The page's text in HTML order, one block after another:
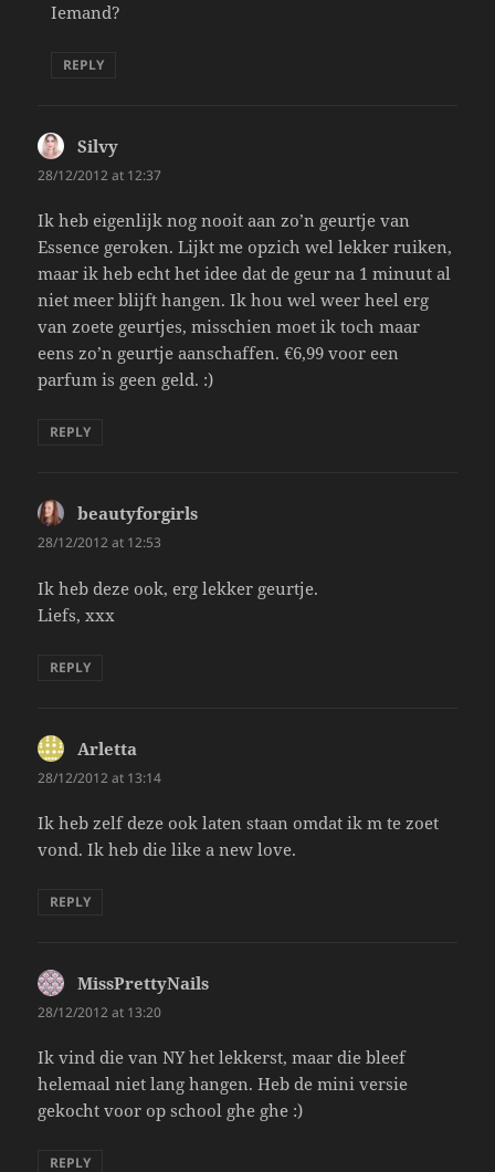
Iemand?
REPLY
Silvy
28/12/2012 at 12:37
Ik heb eigenlijk nog nooit aan zo’n geurtje van
Essence geroken. Lijkt me opzich wel lekker ruiken,
maar ik heb echt het idee dat de geur na 1 minuut al
niet meer blijft hangen. Ik hou wel weer heel erg
van zoete geurtjes, misschien moet ik toch maar
eens zo’n geurtje aanschaffen. €6,99 voor een
parfum is geen geld. :)
REPLY
beautyforgirls
28/12/2012 at 12:53
Ik heb deze ook, erg lekker geurtje.
Liefs, xxx
REPLY
Arletta
28/12/2012 at 13:14
Ik heb zelf deze ook laten staan omdat ik m te zoet
vond. Ik heb die like a new love.
REPLY
MissPrettyNails
28/12/2012 at 13:20
Ik vind die van NY het lekkerst, maar die bleef
helemaal niet lang hangen. Heb de mini versie
gekocht voor op school ghe ghe :)
REPLY